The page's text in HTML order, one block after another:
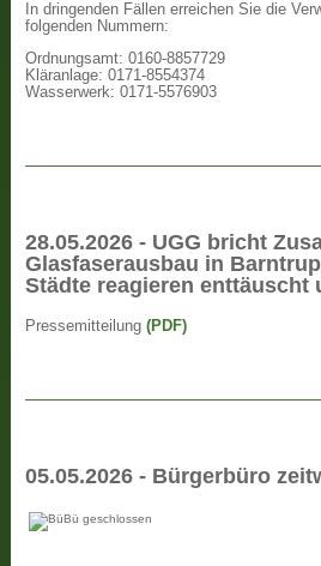
In dringenden Fällen erreichen Sie die
folgenden Nummern:
Ordnungsamt: 0160-8857729
Kläranlage: 0171-8554374
Wasserwerk: 0171-5576903
28.05.2026 - UGG bricht
Glasfaserausbau in
Städte reagieren enttäuscht
Pressemitteilung(PDF)
05.05.2026 - Bürgerbüro